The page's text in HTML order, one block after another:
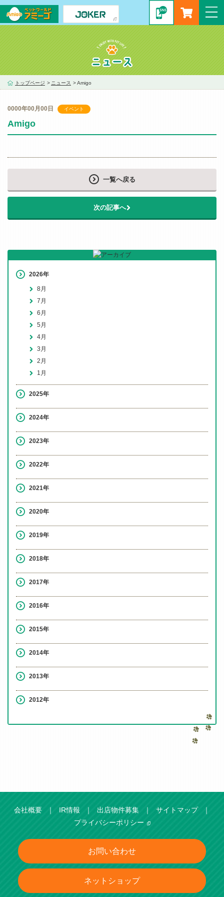
トップページ > ニュース >Amigo
0000年00月00日 イベント
Amigo
一覧へ戻る
次の記事へ
2026年
8月
7月
6月
5月
4月
3月
2月
1月
2025年
2024年
2023年
2022年
2021年
2020年
2019年
2018年
2017年
2016年
2015年
2014年
2013年
2012年
会社概要 ｜ IR情報 ｜ 出店物件募集 ｜ サイトマップ
｜
プライバシーポリシー
お問い合わせ
ネットショップ